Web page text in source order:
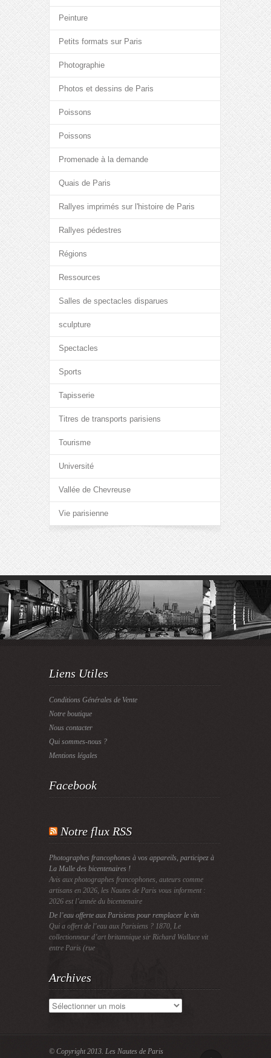
Peinture
Petits formats sur Paris
Photographie
Photos et dessins de Paris
Poissons
Poissons
Promenade à la demande
Quais de Paris
Rallyes imprimés sur l'histoire de Paris
Rallyes pédestres
Régions
Ressources
Salles de spectacles disparues
sculpture
Spectacles
Sports
Tapisserie
Titres de transports parisiens
Tourisme
Université
Vallée de Chevreuse
Vie parisienne
Liens Utiles
Conditions Générales de Vente
Notre boutique
Nous contacter
Qui sommes-nous ?
Mentions légales
Facebook
Notre flux RSS
Photographes francophones à vos appareils, participez à
La Malle des bicentenaires !
Avis aux photographes francophones, auteurs comme
artisans en 2026, les Nautes de Paris vous informent :
2026 est l’année du bicentenaire
De l’eau offerte aux Parisiens pour remplacer le vin
Qui a offert de l’eau aux Parisiens ? 1870, Le
collectionneur d’art britannique sir Richard Wallace vit
entre Paris (rue
Archives
Archives
© Copyright 2013. Les Nautes de Paris